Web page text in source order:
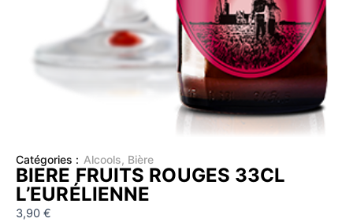
Catégories : Alcools, Bière
BIERE FRUITS ROUGES 33CL
L’EURÉLIENNE
3,90 €